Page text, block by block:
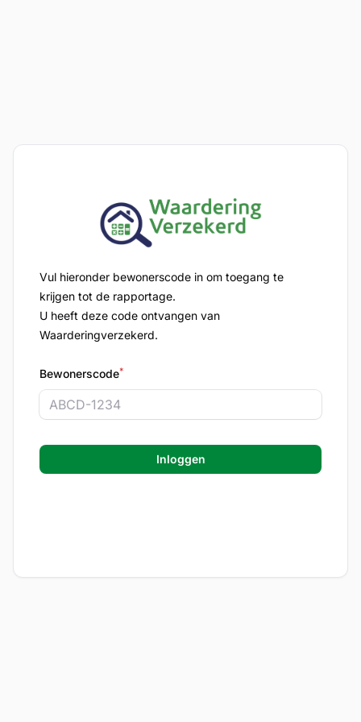
Vul hieronder bewonerscode in om toegang te
krijgen tot de rapportage.
U heeft deze code ontvangen van
Waarderingverzekerd.
Bewonerscode*
Inloggen